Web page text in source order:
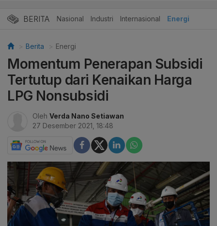
BERITA Nasional Industri Internasional Energi
Berita Energi
Momentum Penerapan Subsidi
Tertutup dari Kenaikan Harga
LPG Nonsubsidi
Oleh Verda Nano Setiawan
27 Desember 2021, 18:48